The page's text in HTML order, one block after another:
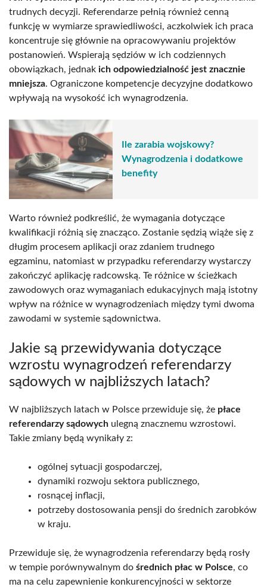
trudnych decyzji. Referendarze pełnią również cenną
funkcję w wymiarze sprawiedliwości, aczkolwiek ich praca
koncentruje się głównie na opracowywaniu projektów
postanowień. Wspierają sędziów w ich codziennych
obowiązkach, jednak ich odpowiedzialność jest znacznie
mniejsza. Ograniczone kompetencje decyzyjne dodatkowo
wpływają na wysokość ich wynagrodzenia.
Ile zarabia wojskowy?
Wynagrodzenia i dodatkowe
benefity
Warto również podkreślić, że wymagania dotyczące
kwalifikacji różnią się znacząco. Zostanie sędzią wiąże się z
długim procesem aplikacji oraz zdaniem trudnego
egzaminu, natomiast w przypadku referendarzy wystarczy
zakończyć aplikację radcowską. Te różnice w ścieżkach
zawodowych oraz wymaganiach edukacyjnych mają istotny
wpływ na różnice w wynagrodzeniach między tymi dwoma
zawodami w systemie sądownictwa.
Jakie są przewidywania dotyczące
wzrostu wynagrodzeń referendarzy
sądowych w najbliższych latach?
W najbliższych latach w Polsce przewiduje się, że płace
referendarzy sądowych ulegną znacznemu wzrostowi.
Takie zmiany będą wynikały z:
ogólnej sytuacji gospodarczej,
dynamiki rozwoju sektora publicznego,
rosnącej inflacji,
potrzeby dostosowania pensji do średnich zarobków
w kraju.
Przewiduje się, że wynagrodzenia referendarzy będą rosły
w tempie porównywalnym do średnich płac w Polsce, co
ma na celu zapewnienie konkurencyjności w sektorze